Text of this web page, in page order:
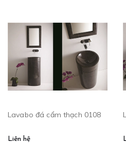
Lavabo đá cẩm thạch 0108
Liên hệ